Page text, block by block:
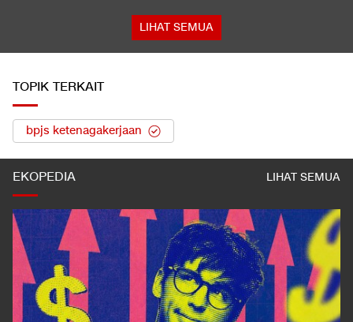
LIHAT SEMUA
TOPIK TERKAIT
bpjs ketenagakerjaan
EKOPEDIA LIHAT SEMUA